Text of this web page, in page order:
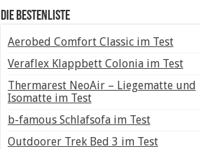
Die Bestenliste
Aerobed Comfort Classic im Test
Veraflex Klappbett Colonia im Test
Thermarest NeoAir – Liegematte und
Isomatte im Test
b-famous Schlafsofa im Test
Outdoorer Trek Bed 3 im Test